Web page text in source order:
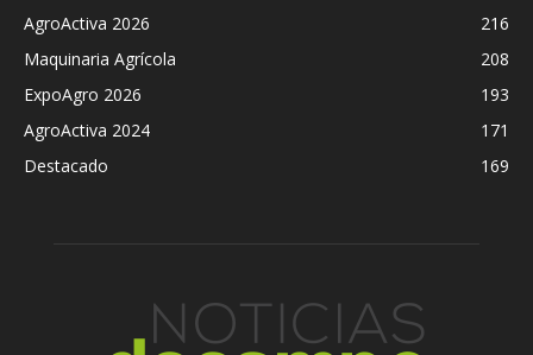
AgroActiva 2026
216
Maquinaria Agrícola
208
ExpoAgro 2026
193
AgroActiva 2024
171
Destacado
169